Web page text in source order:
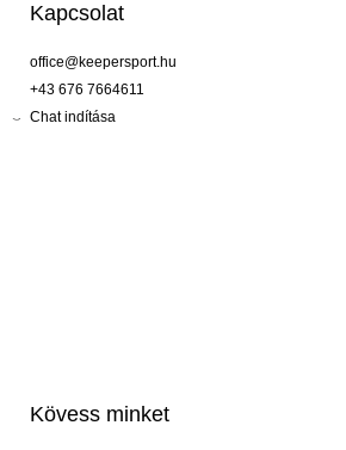
Kapcsolat
office@keepersport.hu
+43 676 7664611
Chat indítása
Kövess minket